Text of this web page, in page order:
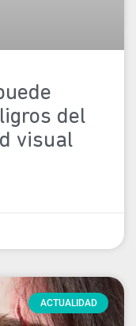
del
visual
ACTUALIDAD